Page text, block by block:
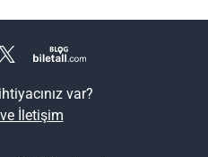
var?
İletişim